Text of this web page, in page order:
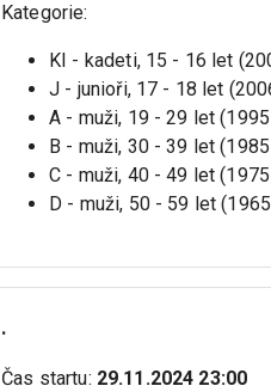
Kategorie:
KI - kadeti, 15 - 16 let
J - junioři, 17 - 18 let
A - muži, 19 - 29 let
B - muži, 30 - 39 let
C - muži, 40 - 49 let
D - muži, 50 - 59 let
.
Čas startu: 29.11.2024 23:00